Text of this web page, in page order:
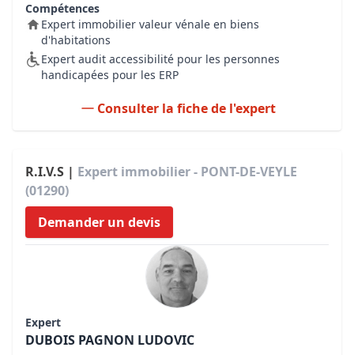
Compétences
Expert immobilier valeur vénale en biens
d'habitations
Expert audit accessibilité pour les personnes
handicapées pour les ERP
Consulter la fiche de l'expert
R.I.V.S | Expert immobilier - PONT-DE-VEYLE
(01290)
Demander un devis
Expert
DUBOIS PAGNON LUDOVIC